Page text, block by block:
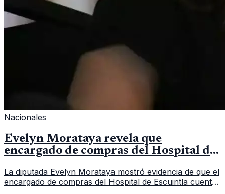
Nacionales
Evelyn Morataya revela que
encargado de compras del Hospital de
La diputada Evelyn Morataya mostró evidencia de que el
encargado de compras del Hospital de Escuintla cuenta